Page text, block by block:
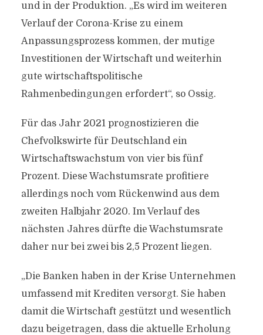
und in der Produktion. „Es wird im weiteren
Verlauf der Corona-Krise zu einem
Anpassungsprozess kommen, der mutige
Investitionen der Wirtschaft und weiterhin
gute wirtschaftspolitische
Rahmenbedingungen erfordert“, so Ossig.
Für das Jahr 2021 prognostizieren die
Chefvolkswirte für Deutschland ein
Wirtschaftswachstum von vier bis fünf
Prozent. Diese Wachstumsrate profitiere
allerdings noch vom Rückenwind aus dem
zweiten Halbjahr 2020. Im Verlauf des
nächsten Jahres dürfte die Wachstumsrate
daher nur bei zwei bis 2,5 Prozent liegen.
„Die Banken haben in der Krise Unternehmen
umfassend mit Krediten versorgt. Sie haben
damit die Wirtschaft gestützt und wesentlich
dazu beigetragen, dass die aktuelle Erholung